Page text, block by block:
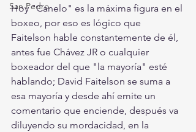
San Pedro
Hoy "Canelo" es la máxima figura en el
boxeo, por eso es lógico que
Faitelson hable constantemente de él,
antes fue Chávez JR o cualquier
boxeador del que "la mayoría" esté
hablando; David Faitelson se suma a
esa mayoría y desde ahí emite un
comentario que enciende, después va
diluyendo su mordacidad, en la